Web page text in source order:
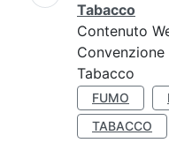
Tabacco
Contenuto
Tabacco
FUMO
TABACCO